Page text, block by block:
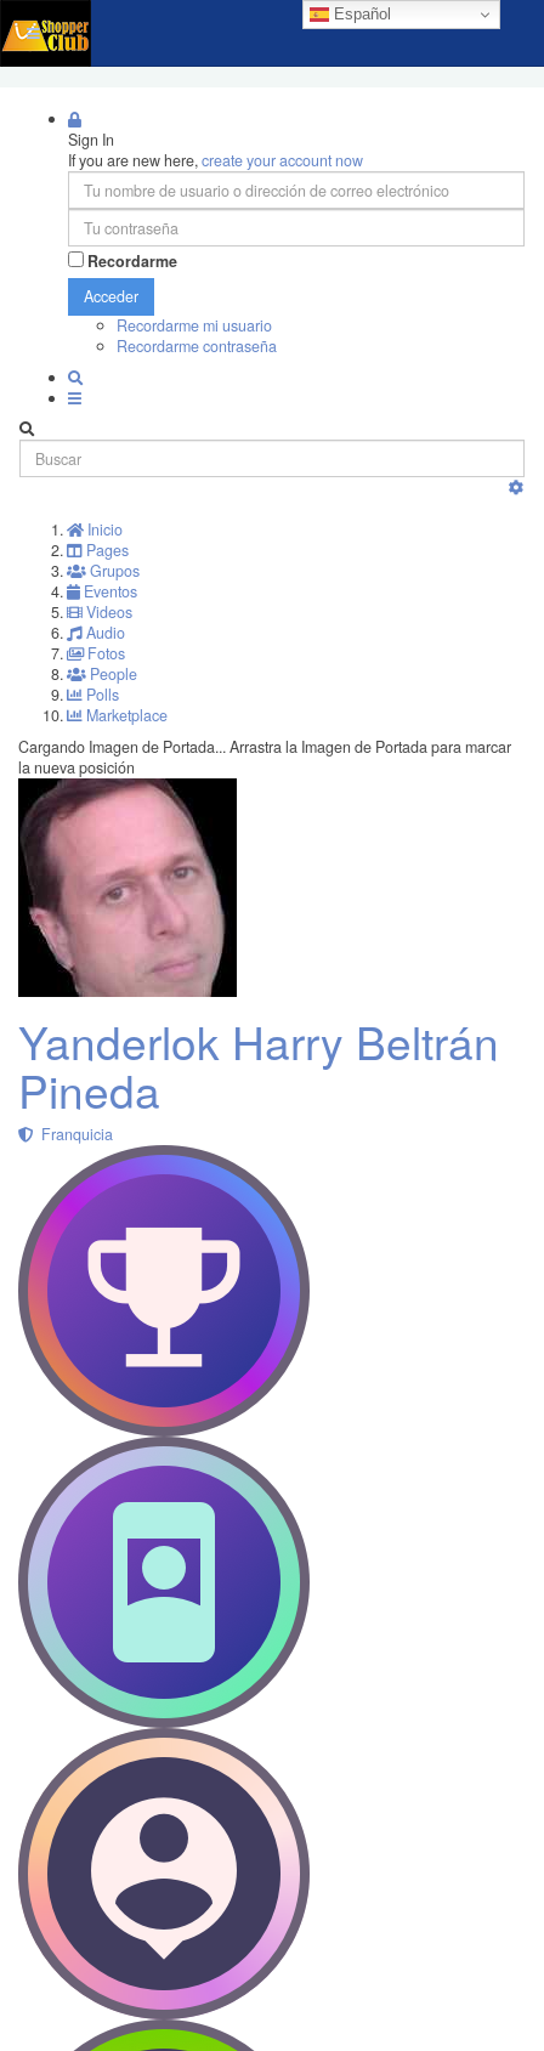
Español
Sign In
If you are new here,create your account now
Recordarme
Acceder
Recordarme mi usuario
Recordarme contraseña
Inicio
Pages
Grupos
Eventos
Videos
Audio
Fotos
People
Polls
Marketplace
Cargando Imagen de Portada... Arrastra la Imagen de Portada para marcar
la nueva posición
Yanderlok Harry Beltrán
Pineda
Franquicia